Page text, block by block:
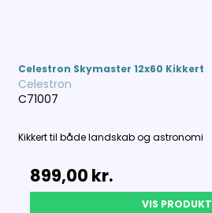
Celestron Skymaster 12x60 Kikkert
Celestron
C71007
Kikkert til både landskab og astronomi
899,00 kr.
VIS PRODUKT